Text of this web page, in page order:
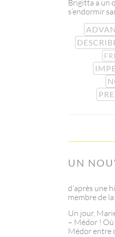
Brigitta a un
s’endormir
UN
d’après une
membre de
Un jour,
– Médor ! Où
Médor entre